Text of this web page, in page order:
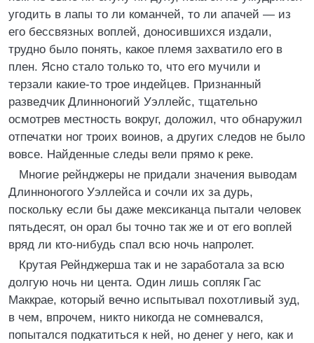
угодить в лапы то ли команчей, то ли апачей — из
его бессвязных воплей, доносившихся издали,
трудно было понять, какое племя захватило его в
плен. Ясно стало только то, что его мучили и
терзали какие-то трое индейцев. Признанный
разведчик Длинноногий Уэллейс, тщательно
осмотрев местность вокруг, доложил, что обнаружил
отпечатки ног троих воинов, а других следов не было
вовсе. Найденные следы вели прямо к реке.
Многие рейнджеры не придали значения выводам
Длинноногого Уэллейса и сочли их за дурь,
поскольку если бы даже мексиканца пытали человек
пятьдесят, он орал бы точно так же и от его воплей
вряд ли кто-нибудь спал всю ночь напролет.
Крутая Рейнджерша так и не заработала за всю
долгую ночь ни цента. Один лишь сопляк Гас
Маккрае, который вечно испытывал похотливый зуд,
в чем, впрочем, никто никогда не сомневался,
попытался подкатиться к ней, но денег у него, как и